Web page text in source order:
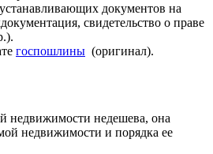
документов на
свидетельство о праве
госпошлины (оригинал).
недвижимости недешева, она
недвижимости и порядка ее